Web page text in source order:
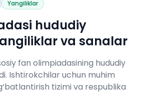
Yangiliklar
hududiy
va sanalar
fan olimpiadasining hududiy
Ishtirokchilar uchun muhim
tizimi va respublika